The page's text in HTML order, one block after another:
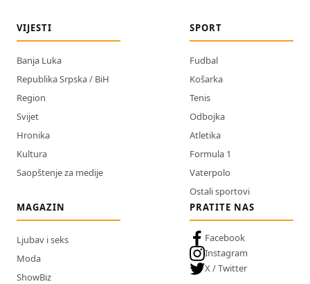
VIJESTI
Banja Luka
Republika Srpska / BiH
Region
Svijet
Hronika
Kultura
Saopštenje za medije
SPORT
Fudbal
Košarka
Tenis
Odbojka
Atletika
Formula 1
Vaterpolo
Ostali sportovi
MAGAZIN
Ljubav i seks
Moda
ShowBiz
PRATITE NAS
Facebook
Instagram
X / Twitter